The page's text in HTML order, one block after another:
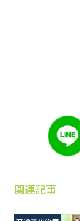
関連記事